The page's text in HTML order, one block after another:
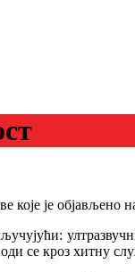
које је
се кроз хитну